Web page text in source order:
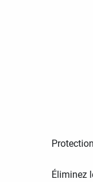
Éliminez